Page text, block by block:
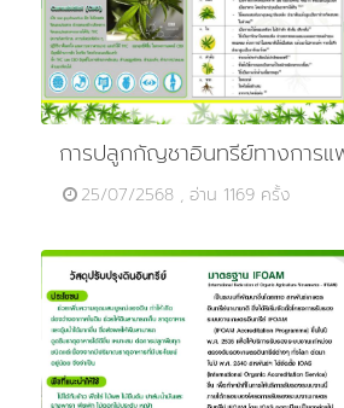
การปลูกกัญชาอินทรีย์ทางการ
25/07/2568 , อ่าน 1169 ครั้ง